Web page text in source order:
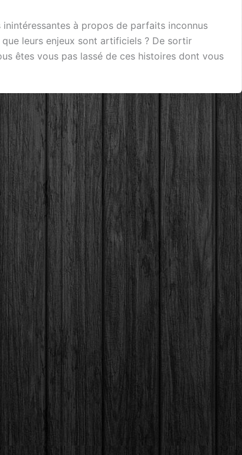
inintéressantes à propos de parfaits inconnus
leurs enjeux sont artificiels ? De sortir
êtes vous pas lassé de ces histoires dont vous